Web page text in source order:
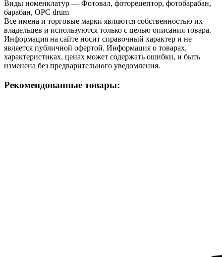
Виды номенклатур — Фотовал, фоторецептор, фотобарабан,
барабан, OPC drum
Все имена и торговые марки являются собственностью их
владельцев и используются только с целью описания товара.
Информация на сайте носит справочный характер и не
является публичной офертой. Информация о товарах,
характеристиках, ценах может содержать ошибки, и быть
изменена без предварительного уведомления.
Рекомендованные товары: